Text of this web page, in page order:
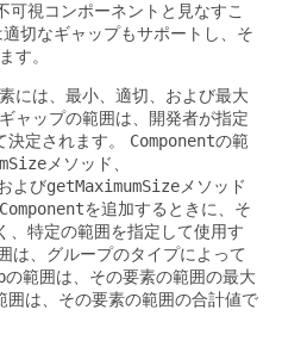
可視コンポーネントと見なすこ
適切なギャップもサポートし、そ
す。
には、最小、適切、および最大
ギャップの範囲は、開発者が指定
決定されます。 Componentの範
メソッド、
よびgetMaximumSize メソッド
Componentを追加するときに、そ
、特定の範囲を指定して使用す
は、グループのタイプによって
の範囲は、その要素の範囲の最大
囲は、その要素の範囲の合計値で